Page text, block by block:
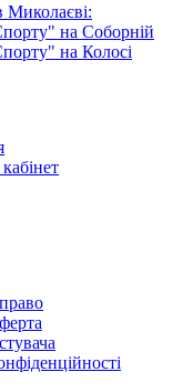
Миколаєві:
на Соборній
на Колосі